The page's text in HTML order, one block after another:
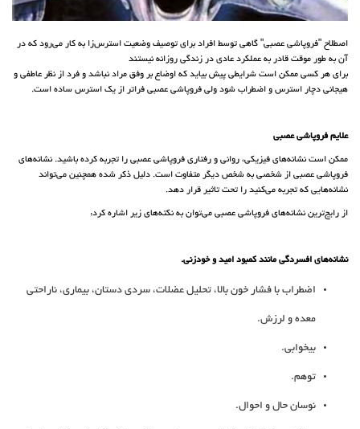
اصطلاح "فروپاشی عصبی" گاهی توسط افراد برای توصیف وضعیت استرس‌زا به کار می‌رود که در
آن به طور موقت قادر به عملکرد عادی در زندگی روزانه نیستند
برای هر کسی ممکن است شرایطی پیش بیاید که اوضاع بر وفق مراد نباشد و فرد از نظر عاطفی و
هیجانی دچار استرس و اضطراب شود ولی فروپاشی عصبی فراتر از یک استرس ساده است.
علایم فروپاشی عصبی
ممکن است نشانه‌های فیزیکی، روانی و رفتاری فروپاشی عصبی را تجربه کرده باشید. نشانه‌های
فروپاشی عصبی از شخصی به شخص دیگر متفاوت است. دلیل ذکر شده همچنین می‌تواند
نشانه‌هایی که تجربه می‌کنید را تحت تاثیر قرار دهد.
از رایج‌ترین نشانه‌های فروپاشی عصبی می‌توان به نکته‌های زیر اشاره کرد:
نشانه‌های افسردگی مانند کمبود امید و خود‌زنی.
اضطراب با فشار خون بالا، تحلیل عضلات، سردی دستان، بیماری، ناراحتی
معده و لرزش.
بیخوابی.
توهم.
نوسان حال و احوال.